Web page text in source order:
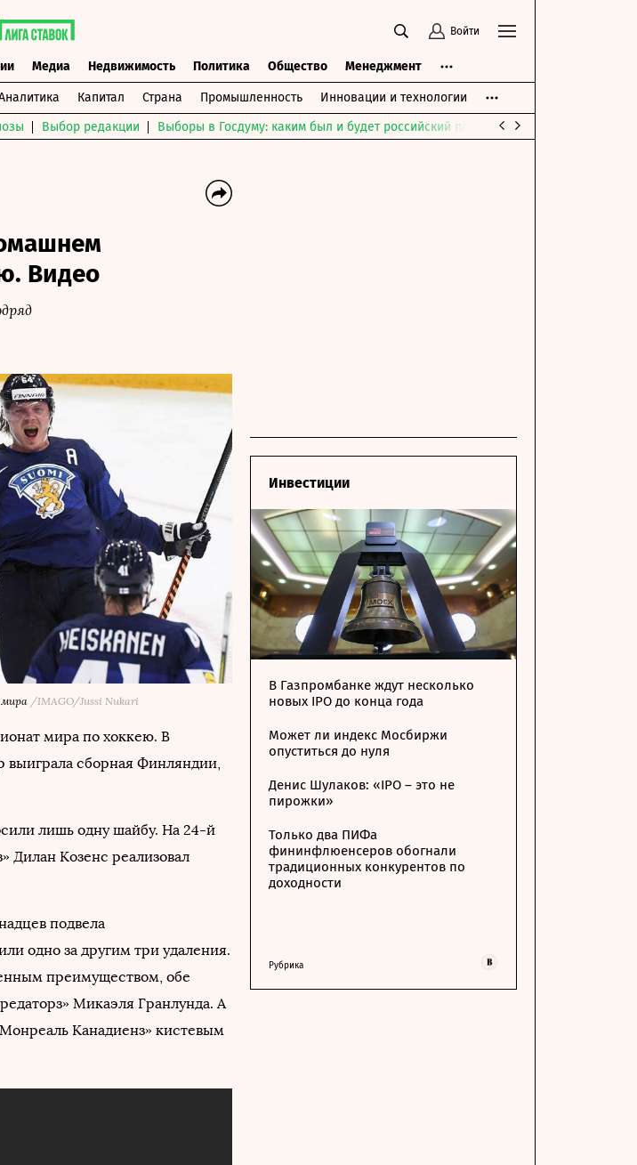
Войти
Медиа Недвижимость Политика Общество Менеджмент
Капитал Страна Промышленность Инновации и технологии
Выбор редакции Выборы в Госдуму: каким был и будет российский парламент
Видео
мира /IMAGO/Jussi Nukari
мира по хоккею. В
выиграла сборная Финляндии,
лишь одну шайбу. На 24-й
Дилан Козенс реализовал
подвела
одно за другим три удаления.
преимуществом, обе
Микаэля Гранлунда. А
Канадиенз» кистевым
Инвестиции
В Газпромбанке ждут несколько
новых IPO до конца года
Может ли индекс Мосбиржи
опуститься до нуля
Денис Шулаков: «IPO – это не
пирожки»
Только два ПИФа
фининфлюенсеров обогнали
традиционных конкурентов по
доходности
Рубрика